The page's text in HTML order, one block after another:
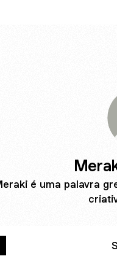
é uma palavra